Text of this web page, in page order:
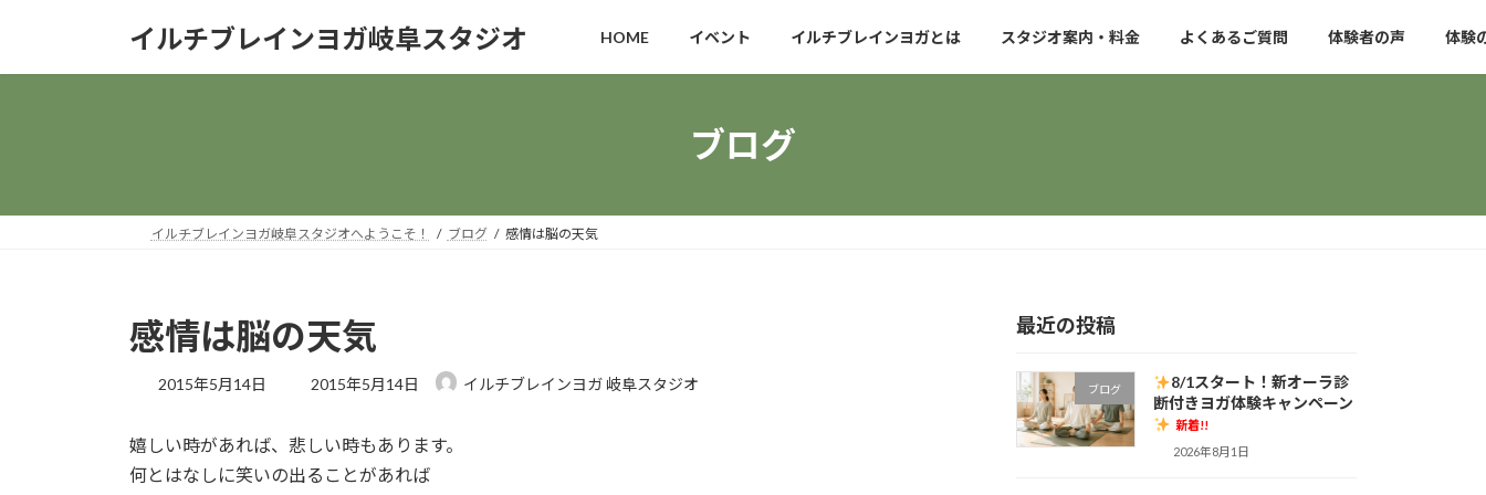
イルチブレインヨガ岐阜スタジオ HOME イベント イルチブレインヨガとは スタジオ案内・料金 よくあるご質問 体験者の声 体験
ブログ
イルチブレインヨガ岐阜スタジオへようこそ！ ブログ 感情は脳の天気
感情は脳の天気
2015年5月14日
最
新
日
2015年5月14日 イルチブレインヨガ 岐阜スタジオ
嬉しい時があれば、悲しい時もあります。
何とはなしに笑いの出ることがあれば
最近の投稿
ブログ
8/1スタート！新オーラ診
断付きヨガ体験キャンペーン
新着!!
2026年8月1日